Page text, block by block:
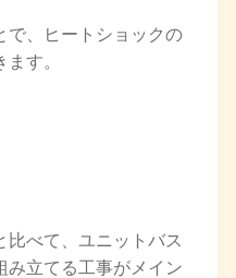
で、ヒートショックの
す。
べて、ユニットバス
み立てる工事がメイン